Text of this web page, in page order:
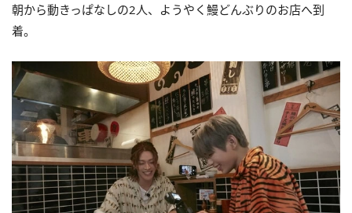
朝から動きっぱなしの2人、ようやく鰻どんぶりのお店へ到
着。